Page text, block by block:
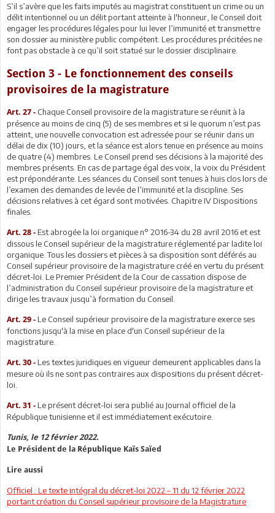
S’il s’avère que les faits imputés au magistrat constituent un crime ou un
délit intentionnel ou un délit portant atteinte à l'honneur, le Conseil doit
engager les procédures légales pour lui lever l’immunité et transmettre
son dossier au ministère public compétent. Les procédures précitées ne
font pas obstacle à ce qu’il soit statué sur le dossier disciplinaire.
Section 3 - Le fonctionnement des conseils
provisoires de la magistrature
Art. 27 - Chaque Conseil provisoire de la magistrature se réunit à la
présence au moins de cinq (5) de ses membres et si le quorum n’est pas
atteint, une nouvelle convocation est adressée pour se réunir dans un
délai de dix (10) jours, et la séance est alors tenue en présence au moins
de quatre (4) membres. Le Conseil prend ses décisions à la majorité des
membres présents. En cas de partage égal des voix, la voix du Président
est prépondérante. Les séances du Conseil sont tenues à huis clos lors de
l’examen des demandes de levée de l’immunité et la discipline. Ses
décisions relatives à cet égard sont motivées. Chapitre IV Dispositions
finales.
Art. 28 - Est abrogée la loi organique n° 2016-34 du 28 avril 2016 et est
dissous le Conseil supérieur de la magistrature réglementé par ladite loi
organique. Tous les dossiers et pièces à sa disposition sont déférés au
Conseil supérieur provisoire de la magistrature créé en vertu du présent
décret-loi. Le Premier Président de la Cour de cassation dispose de
l’administration du Conseil supérieur provisoire de la magistrature et
dirige les travaux jusqu’à formation du Conseil.
Art. 29 - Le Conseil supérieur provisoire de la magistrature exerce ses
fonctions jusqu'à la mise en place d'un Conseil supérieur de la
magistrature.
Art. 30 - Les textes juridiques en vigueur demeurent applicables dans la
mesure où ils ne sont pas contraires aux dispositions du présent décret-
loi.
Art. 31 - Le présent décret-loi sera publié au Journal officiel de la
République tunisienne et il est immédiatement exécutoire.
Tunis, le 12 février 2022.
Le Président de la République Kaïs Saïed
Lire aussi
Officiel : Le texte intégral du décret-loi 2022 – 11 du 12 février 2022
portant création du Conseil supérieur provisoire de la Magistrature